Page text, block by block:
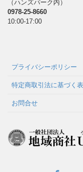
（ハンズパーク内）
0978-25-8660
10:00-17:00
プライバシーポリシー
特定商取引法に基づく
お問合せ